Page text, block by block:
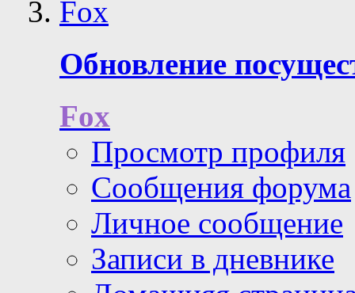
Обновление
Fox
Просмотр профиля
Сообщения форума
Личное сообщение
Записи в дневнике